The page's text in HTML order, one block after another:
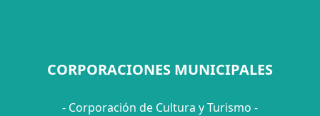
CORPORACIONES MUNICIPALES
- Corporación de Cultura y Turismo -